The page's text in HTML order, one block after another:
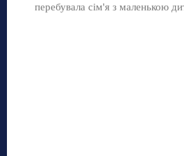
перебувала сім'я з маленькою